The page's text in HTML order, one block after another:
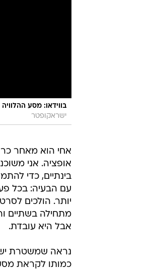
בווידאו: מסע
ישראקופטר
אחי הוא מאחר
אופציה. אני
בינתיים, כדי
עם הבעיה: בכל
יותר. הולכים
מתחילה בשתיים
אבל היא עובדת.
נראה שמשטרת
כמותו לקראת